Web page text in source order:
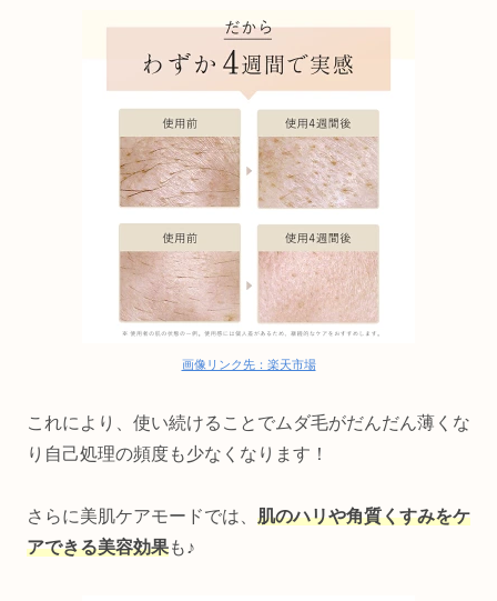
画像リンク先：楽天市場
これにより、使い続けることでムダ毛がだんだん薄くな
り自己処理の頻度も少なくなります！
さらに美肌ケアモードでは、 肌のハリや角質くすみをケ
アできる美容効果も♪